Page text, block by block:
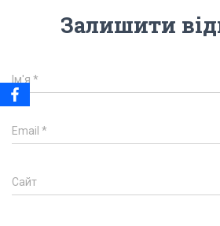
Залишити
Ім'я *
Email *
Сайт